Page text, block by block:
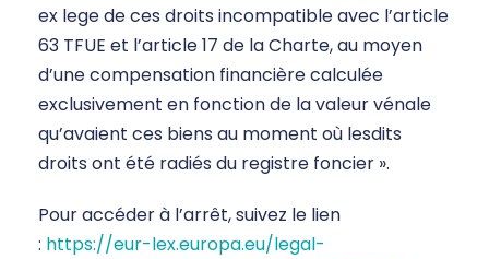
ex lege de ces droits incompatible avec l’article
63 TFUE et l’article 17 de la Charte, au moyen
d’une compensation financière calculée
exclusivement en fonction de la valeur vénale
qu’avaient ces biens au moment où lesdits
droits ont été radiés du registre foncier ».
Pour accéder à l’arrêt, suivez le lien
: https://eur-lex.europa.eu/legal-